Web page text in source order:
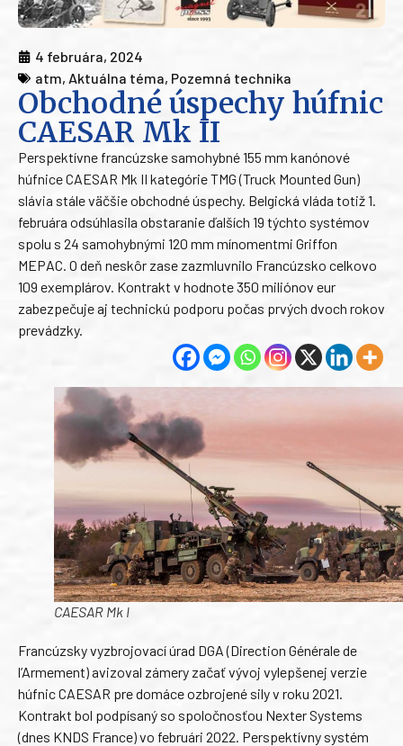
4 februára, 2024
atm, Aktuálna téma, Pozemná technika
Obchodné úspechy húfnic
CAESAR Mk II
Perspektívne francúzske samohybné 155 mm kanónové
húfnice CAESAR Mk II kategórie TMG (Truck Mounted Gun)
slávia stále väčšie obchodné úspechy. Belgická vláda totiž 1.
februára odsúhlasila obstaranie ďalších 19 týchto systémov
spolu s 24 samohybnými 120 mm mínomentmi Griffon
MEPAC. O deň neskôr zase zazmluvnilo Francúzsko celkovo
109 exemplárov. Kontrakt v hodnote 350 miliónov eur
zabezpečuje aj technickú podporu počas prvých dvoch rokov
prevádzky.
CAESAR Mk I
Francúzsky vyzbrojovací úrad DGA (Direction Générale de
l’Armement) avizoval zámery začať vývoj vylepšenej verzie
húfnic CAESAR pre domáce ozbrojené sily v roku 2021.
Kontrakt bol podpísaný so spoločnosťou Nexter Systems
(dnes KNDS France) vo februári 2022. Perspektívny systém